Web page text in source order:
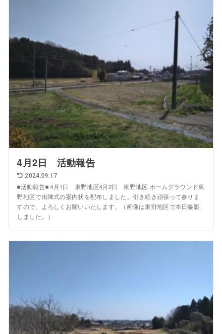
4月2日 活動報告
2024.09.17
■活動報告■ 4月1日 東野地区4月2日 東野地区 ホームグラウンド東
野地区で出陣式の案内状を配布しました。引き続き頑張って参りま
すので、よろしくお願いいたします。（画像は東野地区で本日撮影
しました。）